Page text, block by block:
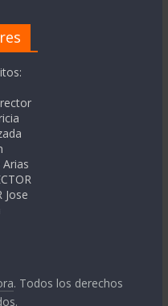
Jose
. Todos los derechos